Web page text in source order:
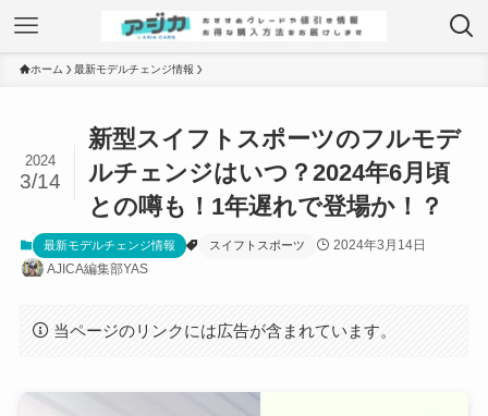
ホーム 最新モデルチェンジ情報
新型スイフトスポーツのフルモデ
ルチェンジはいつ？2024年6月頃
との噂も！1年遅れで登場か！？
2024
3/14
最新モデルチェンジ情報 スイフトスポーツ
2024年3月14日
AJICA編集部YAS
当ページのリンクには広告が含まれています。